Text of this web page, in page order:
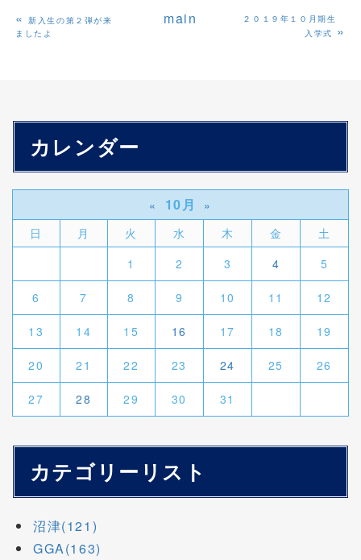
«新入生の第２弾が来
ましたよ
main
２０１９年１０月期生
入学式 »
カレンダー
« 10月
»
日
月 火 水 木 金
土
1
2 3 4 5
6 7 8 9 10 11 12
13 14 15 16 17 18 19
20 21 22 23 24 25 26
27 28 29 30 31
カテゴリーリスト
沼津(121)
GGA(163)